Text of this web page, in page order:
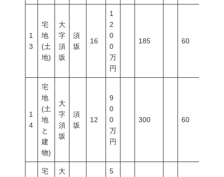
1
3
宅
地
(土
地)
大
字
須
坂
須
坂
16
1
2
0
0
万
円
185 60
1
4
宅
地
(土
地
と
建
物)
大
字
須
坂
須
坂
12
9
0
0
万
円
300 60
宅
大
5